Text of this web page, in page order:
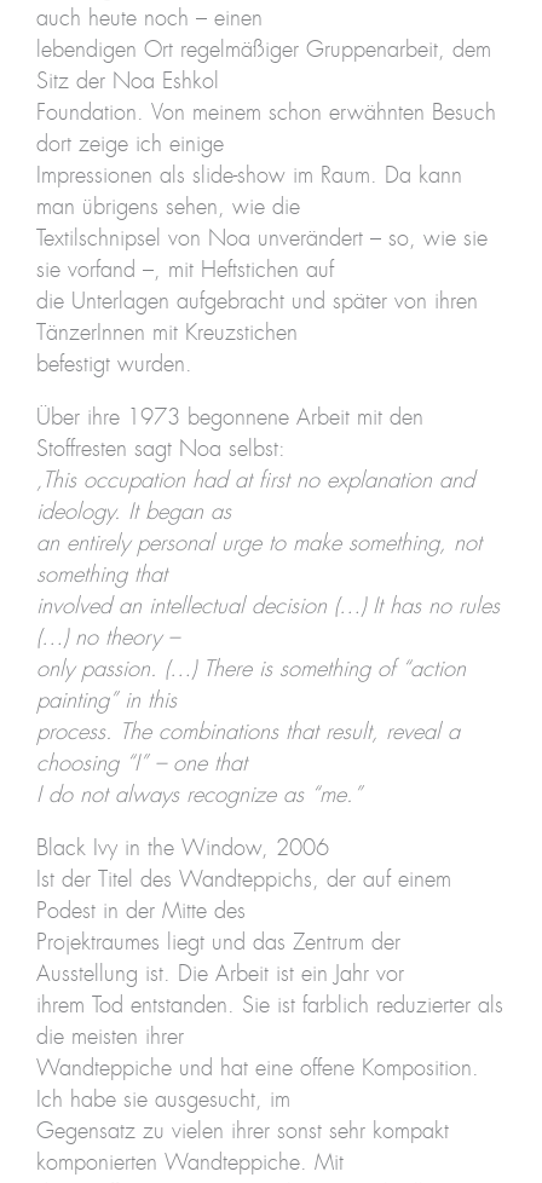
auch heute noch – einen
lebendigen Ort regelmäßiger Gruppenarbeit, dem
Sitz der Noa Eshkol
Foundation. Von meinem schon erwähnten Besuch
dort zeige ich einige
Impressionen als slide-show im Raum. Da kann
man übrigens sehen, wie die
Textilschnipsel von Noa unverändert – so, wie sie
sie vorfand –, mit Heftstichen auf
die Unterlagen aufgebracht und später von ihren
TänzerInnen mit Kreuzstichen
befestigt wurden.
Über ihre 1973 begonnene Arbeit mit den
Stoffresten sagt Noa selbst:
‚This occupation had at first no explanation and
ideology. It began as
an entirely personal urge to make something, not
something that
involved an intellectual decision (…) It has no rules
(…) no theory –
only passion. (…) There is something of “action
painting” in this
process. The combinations that result, reveal a
choosing “I” – one that
I do not always recognize as “me.”
Black Ivy in the Window, 2006
Ist der Titel des Wandteppichs, der auf einem
Podest in der Mitte des
Projektraumes liegt und das Zentrum der
Ausstellung ist. Die Arbeit ist ein Jahr vor
ihrem Tod entstanden. Sie ist farblich reduzierter als
die meisten ihrer
Wandteppiche und hat eine offene Komposition.
Ich habe sie ausgesucht, im
Gegensatz zu vielen ihrer sonst sehr kompakt
komponierten Wandteppiche. Mit